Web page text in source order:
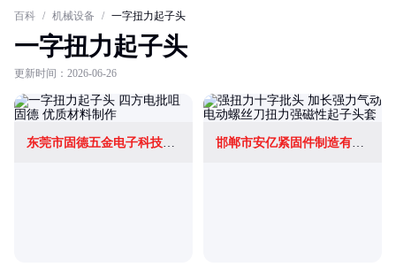
百科 / 机械设备 / 一字扭力起子头
一字扭力起子头
更新时间：2026-06-26
东莞市固德五金电子科技有限公司 邯郸市安亿紧固件制造有限公司